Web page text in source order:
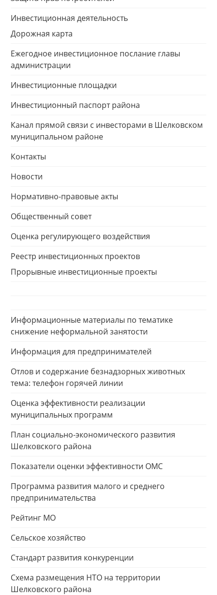
Инвестиционная деятельность
Дорожная карта
Ежегодное инвестиционное послание главы
администрации
Инвестиционные площадки
Инвестиционный паспорт района
Канал прямой связи с инвесторами в Шелковском
муниципальном районе
Контакты
Новости
Нормативно-правовые акты
Общественный совет
Оценка регулирующего воздействия
Реестр инвестиционных проектов
Прорывные инвестиционные проекты
Информационные материалы по тематике
снижение неформальной занятости
Информация для предпринимателей
Отлов и содержание безнадзорных животных
тема: телефон горячей линии
Оценка эффективности реализации
муниципальных программ
План социально-экономического развития
Шелковского района
Показатели оценки эффективности ОМС
Программа развития малого и среднего
предпринимательства
Рейтинг МО
Сельское хозяйство
Стандарт развития конкуренции
Схема размещения НТО на территории
Шелковского района